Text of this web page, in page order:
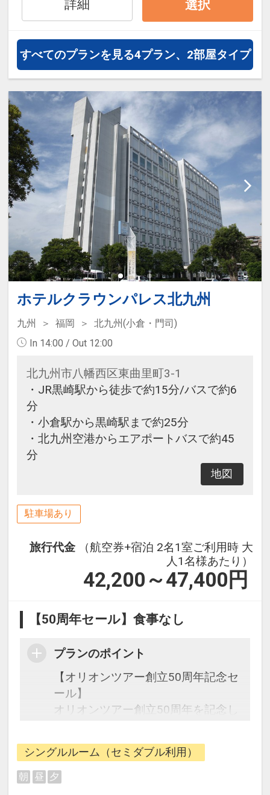
す。無料のマッサージ機も設置され
れを癒してください。
□営業時間：15:00～25:00/翌朝
06:00～09：30
詳細 選択
すべてのプランを見る4プラン、2部屋タイプ
ホテルクラウンパレス北九州
九州 福岡
北九州(小倉・門司)
In 14:00 / Out 12:00
北九州市八幡西区東曲里町3-1
・JR黒崎駅から徒歩で約15分/バスで約6
分
・小倉駅から黒崎駅まで約25分
・北九州空港からエアポートバスで約45
分
地図
駐車場あり
旅行代金
（航空券+宿泊 2名1室ご利用時 大
人1名様あたり）
42,200～47,400 円
【50周年セール】食事なし
プランのポイント
【オリオンツアー創立50周年記念セ
ール】
オリオンツアー創立50周年を記念し
往復の航空券と宿泊がセットになっ
たスタンダードの＜食事なし＞プラ
シングルルーム（セミダブル利用）
朝 昼 夕